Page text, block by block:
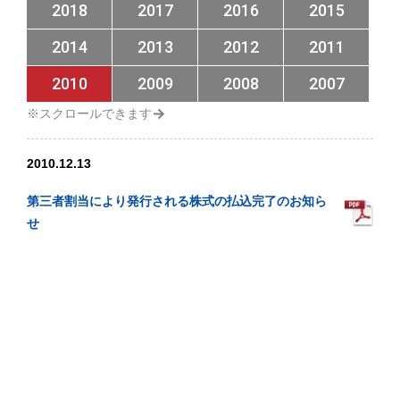
2018
2017 2016
2015
2014
2013 2012
2011
2010
2009 2008 2007
2010.12.13
第三者割当により発行される株式の払込完了のお知ら
せ